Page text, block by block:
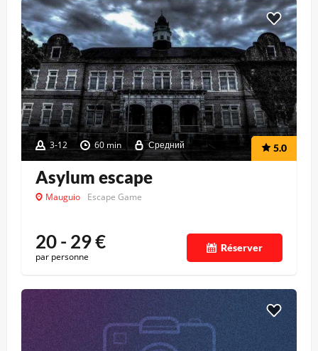
3-12 60 min Средний 5.0
Asylum escape
Mauguio Escape Game
20 - 29€
par personne
Réserver